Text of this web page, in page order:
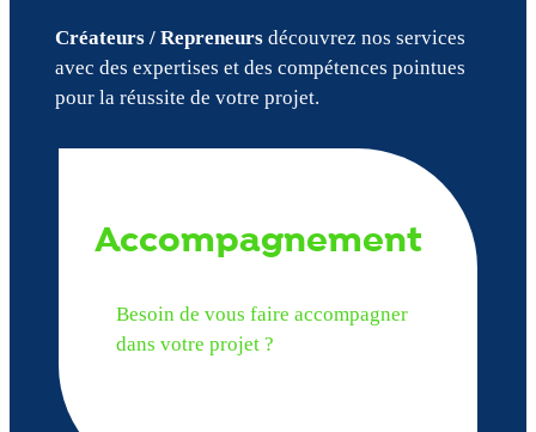
Créateurs / Repreneursdécouvrez nos services
avec des expertises et des compétences pointues
pour la réussite de votre projet.
Accompagnement
Besoin de vous faire accompagner
dans votre projet ?